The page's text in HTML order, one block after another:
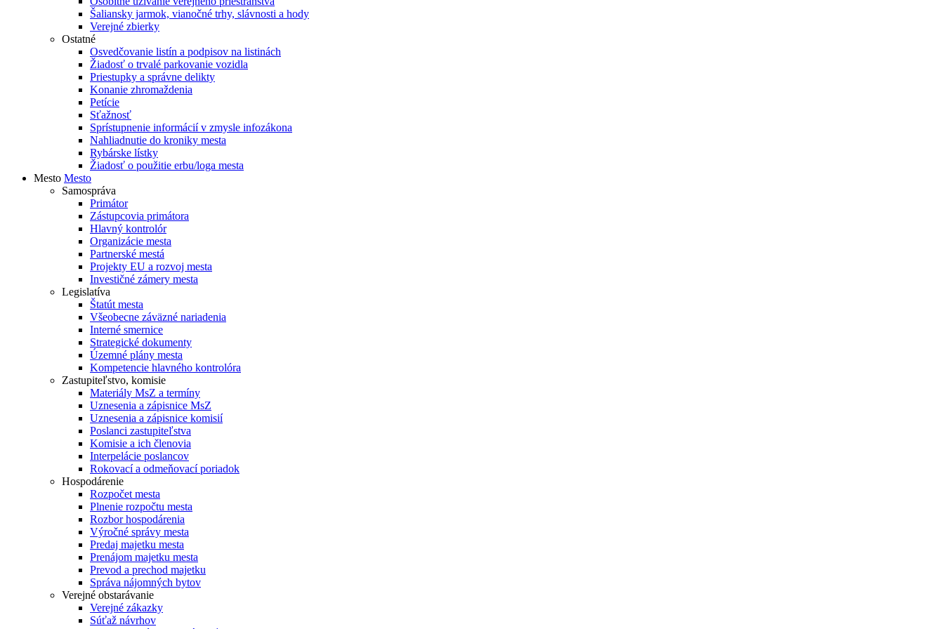
Šaliansky jarmok, vianočné trhy, slávnosti a hody
Verejné zbierky
Ostatné
Osvedčovanie listín a podpisov na listinách
Žiadosť o trvalé parkovanie vozidla
Priestupky a správne delikty
Konanie zhromaždenia
Petície
Sťažnosť
Sprístupnenie informácií v zmysle infozákona
Nahliadnutie do kroniky mesta
Rybárske lístky
Žiadosť o použitie erbu/loga mesta
Mesto Mesto
Samospráva
Primátor
Zástupcovia primátora
Hlavný kontrolór
Organizácie mesta
Partnerské mestá
Projekty EU a rozvoj mesta
Investičné zámery mesta
Legislatíva
Štatút mesta
Všeobecne záväzné nariadenia
Interné smernice
Strategické dokumenty
Územné plány mesta
Kompetencie hlavného kontrolóra
Zastupiteľstvo, komisie
Materiály MsZ a termíny
Uznesenia a zápisnice MsZ
Uznesenia a zápisnice komisií
Poslanci zastupiteľstva
Komisie a ich členovia
Interpelácie poslancov
Rokovací a odmeňovací poriadok
Hospodárenie
Rozpočet mesta
Plnenie rozpočtu mesta
Rozbor hospodárenia
Výročné správy mesta
Predaj majetku mesta
Prenájom majetku mesta
Prevod a prechod majetku
Správa nájomných bytov
Verejné obstarávanie
Verejné zákazky
Súťaž návrhov